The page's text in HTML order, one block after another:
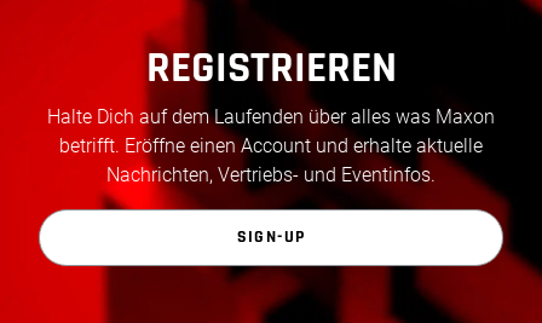
REGISTRIEREN
Halte Dich auf dem Laufenden über alles was Maxon
betrifft. Eröffne einen Account und erhalte aktuelle
Nachrichten, Vertriebs- und Eventinfos.
SIGN-UP